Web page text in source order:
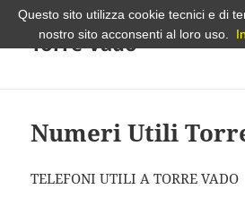
Torre Vado
Numeri Utili
TELEFONI UTILI A TORRE VADO
Questo sito utilizza cookie tecnici e di
nostro sito acconsenti al loro uso.